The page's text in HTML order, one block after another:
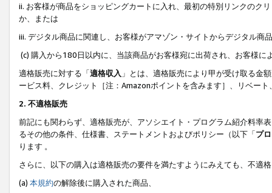
ii. お客様が商品をショッピングカートに入れ、最初の特別リンクのク
か、または
iii. デジタル商品に関連し、お客様がアマゾン・サイトからデジタル
(c) 購入から180日以内に、当該商品がお客様宛に出荷され、お客様
適格販売に対する「適格収入 」とは、適格販売により甲が受け取る金
ービス料、クレジット［注：Amazonポイントを含みます］、リベー
2. 不適格販売
前記にも関わらず、適格販売が、アソシエイト・プログラム紹介料率
るその他の条件、仕様書、ステートメントおよびポリシー（以下「プ
ります 。
さらに、以下の購入は適格販売の要件を満たすようにみえても、不適
(a) 本規約の解除後に購入された商品、